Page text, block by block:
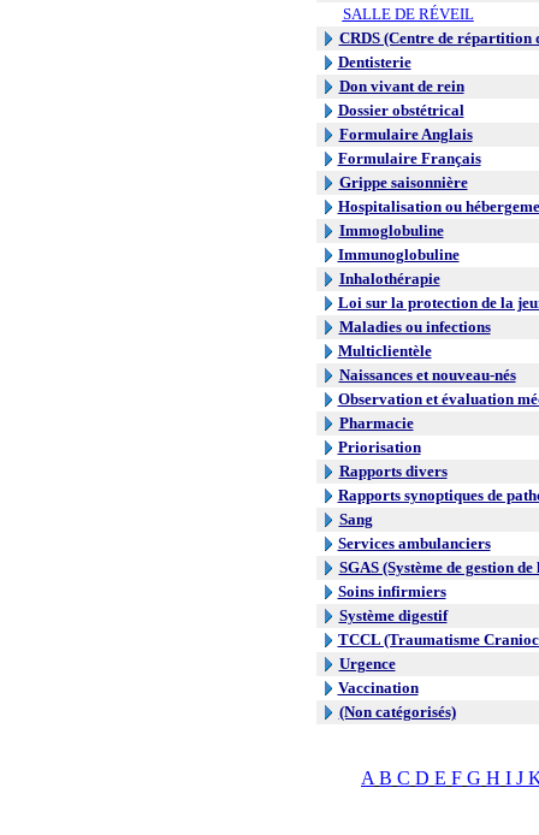
SALLE DE RÉVEIL
CRDS (Centre de répartition
Dentisterie
Don vivant de rein
Dossier obstétrical
Formulaire Anglais
Formulaire Français
Grippe saisonnière
Hospitalisation ou
Immoglobuline
Immunoglobuline
Inhalothérapie
Loi sur la protection de la
Maladies ou infections
Multiclientèle
Naissances et nouveau-nés
Observation et évaluation
Pharmacie
Priorisation
Rapports divers
Rapports synoptiques de
Sang
Services ambulanciers
SGAS (Système de gestion
Soins infirmiers
Système digestif
TCCL (Traumatisme
Urgence
Vaccination
(Non catégorisés)
A B C D E F G H I J